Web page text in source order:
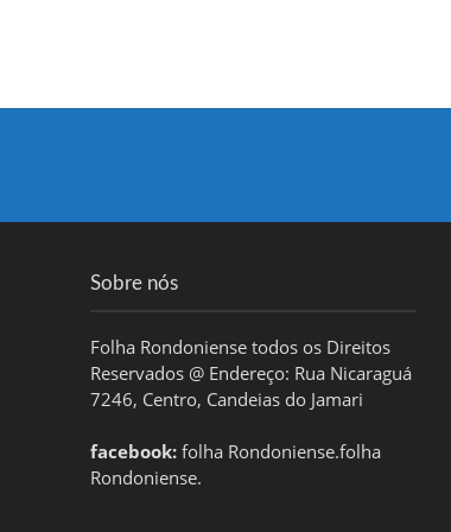
Sobre nós
Folha Rondoniense todos os Direitos
Reservados @ Endereço: Rua Nicaraguá
7246, Centro, Candeias do Jamari
facebook:folha Rondoniense.folha
Rondoniense.